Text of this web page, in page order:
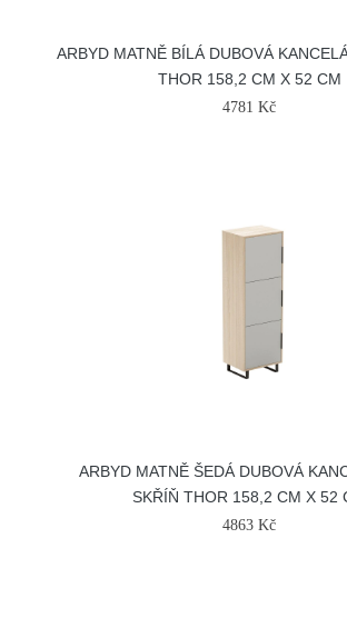
ARBYD MATNĚ BÍLÁ DUBOVÁ
THOR 158,2 CM X 52 CM
4781 Kč
ARBYD MATNĚ ŠEDÁ DUBOVÁ
SKŘÍŇ THOR 158,2 CM X 52
4863 Kč